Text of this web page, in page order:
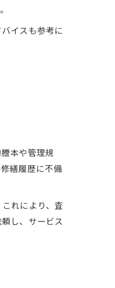
イスも参考に
本や管理規
繕履歴に不備
れにより、査
し、サービス